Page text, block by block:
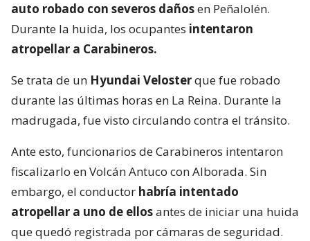
auto robado con severos dañosen Peñalolén.
Durante la huida, los ocupantes intentaron
atropellar a Carabineros.
Se trata de un Hyundai Velosterque fue robado
durante las últimas horas en La Reina. Durante la
madrugada, fue visto circulando contra el tránsito.
Ante esto, funcionarios de Carabineros intentaron
fiscalizarlo en Volcán Antuco con Alborada. Sin
embargo, el conductor habría intentado
atropellar a uno de ellosantes de iniciar una huida
que quedó registrada por cámaras de seguridad.